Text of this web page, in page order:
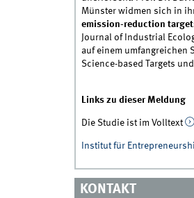
Münster widmen sich in
emission-reduction
Journal of Industrial
auf einem umfangreichen
Science-based Targets
Links zu dieser Meldung
Die Studie ist im Volltext
Institut für
KONTAKT